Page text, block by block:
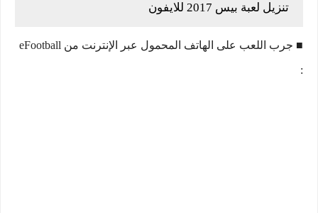
تنزيل لعبة بيس 2017 للايفون
■ جرب اللعب على الهاتف المحمول عبر الإنترنت من eFootball
: